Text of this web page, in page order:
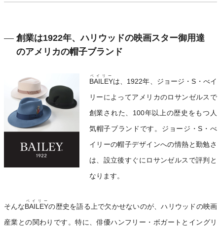
創業は1922年、ハリウッドの映画スター御用達
のアメリカの帽子ブランド
BAILEY
ベイリー
は、1922年、ジョージ・S・べイ
リーによってアメリカのロサンゼルスで
創業された、100年以上の歴史をもつ人
気帽子ブランドです。ジョージ・S・べ
イリーの帽子デザインへの情熱と勤勉さ
は、設立後すぐにロサンゼルスで評判と
なります。
そんなBAILEY
ベイリー
の歴史を語る上で欠かせないのが、ハリウッドの映画
産業との関わりです。特に、俳優ハンフリー・ボガートとイングリ